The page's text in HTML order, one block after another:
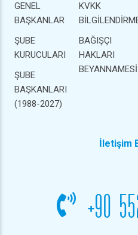
GENEL
BAŞKANLAR
ŞUBE
KURUCULARI
ŞUBE
BAŞKANLARI
(1988-2027)
KVKK
BAĞIŞÇI
HAKLARI
BEYANNAMESİ
İletişim
+90